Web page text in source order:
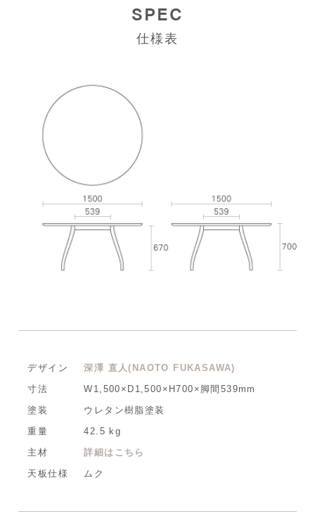
SPEC
仕様表
デザイン
深澤 直人(NAOTO FUKASAWA)
寸法
W1,500×D1,500×H700×脚間539mm
塗装
ウレタン樹脂塗装
重量
42.5 kg
主材
詳細はこちら
天板仕様
ムク